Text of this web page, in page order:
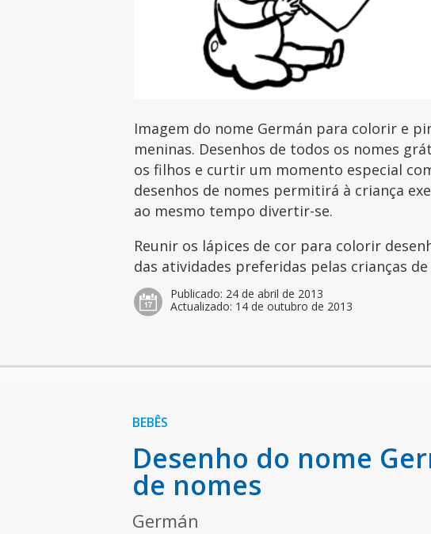
Imagem do nome Germán para colorir e
meninas. Desenhos de todos os nomes
os filhos e curtir um momento especial
desenhos de nomes permitirá à criança
ao mesmo tempo divertir-se.
Reunir os lápices de cor para colorir
das atividades preferidas pelas crianças de
Publicado: 24 de abril de 2013
Actualizado: 14 de outubro de 2013
BEBÊS
Desenho do nome
de nomes
Germán